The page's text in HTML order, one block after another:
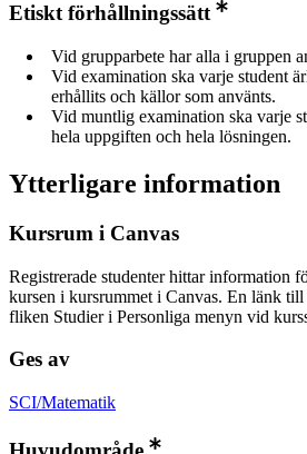
Etiskt förhållningssätt
Vid grupparbete har alla i gruppen
Vid examination ska varje student
erhållits och källor som använts.
Vid muntlig examination ska varje
hela uppgiften och hela lösningen.
Ytterligare information
Kursrum i Canvas
Registrerade studenter hittar information
kursen i kursrummet i Canvas. En länk
fliken Studier i Personliga menyn vid
Ges av
SCI/Matematik